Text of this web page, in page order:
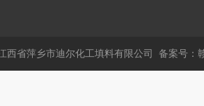
西省萍乡市迪尔化工填料有限公司 备案号：